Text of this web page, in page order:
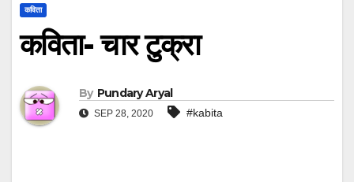
कविता
कविता- चार टुक्रा
By Pundary Aryal
SEP 28, 2020 #kabita